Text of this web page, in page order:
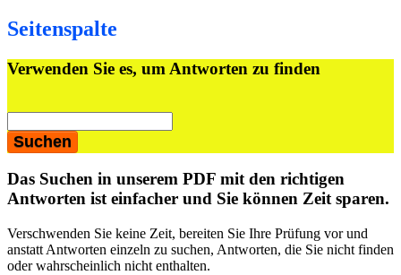
Seitenspalte
Verwenden Sie es, um Antworten zu finden
Das Suchen in unserem PDF mit den richtigen
Antworten ist einfacher und Sie können Zeit sparen.
Verschwenden Sie keine Zeit, bereiten Sie Ihre Prüfung vor und
anstatt Antworten einzeln zu suchen, Antworten, die Sie nicht finden
oder wahrscheinlich nicht enthalten.